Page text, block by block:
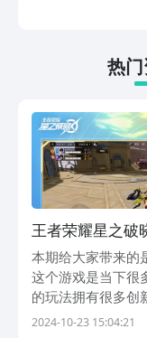
之
了
热
王者荣耀星之破
晓下载安装链接
本期给大家带来的
这个游戏是当下很
的玩法拥有很多创
多用户想体验却找
2024-10-23 15:04:21